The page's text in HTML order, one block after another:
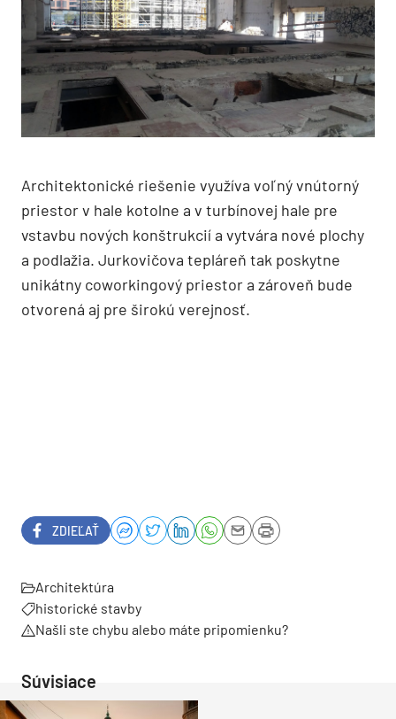
Architektonické riešenie využíva voľný vnútorný
priestor v hale kotolne a v turbínovej hale pre
vstavbu nových konštrukcií a vytvára nové plochy
a podlažia. Jurkovičova tepláreň tak poskytne
unikátny coworkingový priestor a zároveň bude
otvorená aj pre širokú verejnosť.
ZDIEĽAŤ
Architektúra
historické stavby
Našli ste chybu alebo máte pripomienku?
Súvisiace